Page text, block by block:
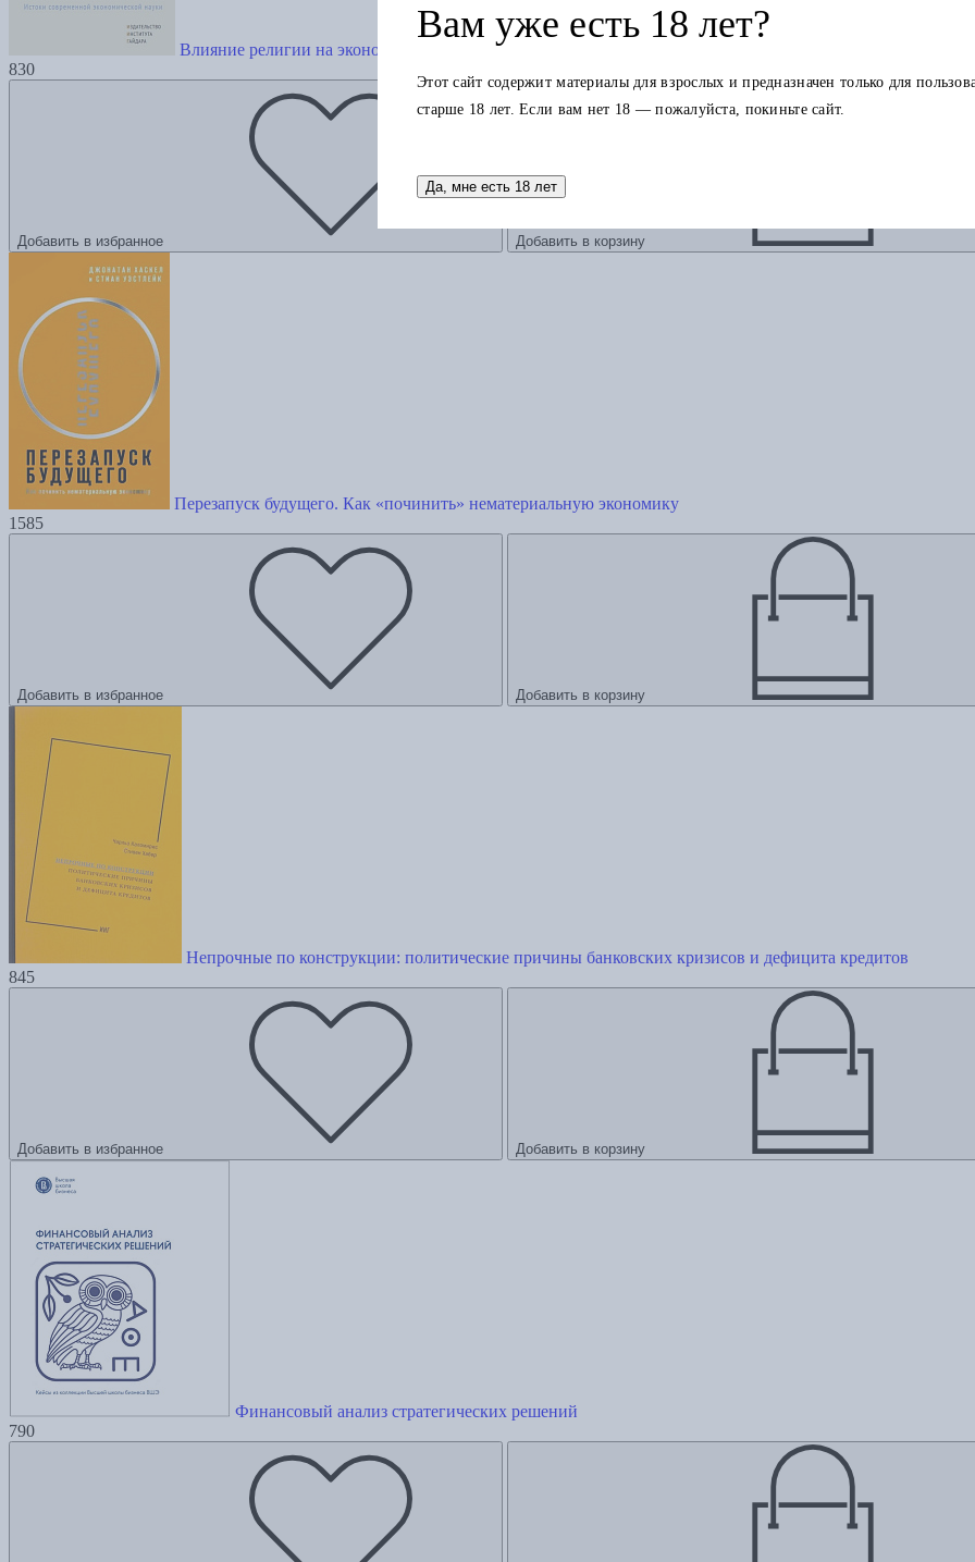
Влияние религии на экономическое мышление
830
Добавить в избранное Добавить в корзину
Перезапуск будущего. Как «починить» нематериальную экономику
1585
Добавить в избранное Добавить в корзину
Непрочные по конструкции: политические причины банковских кризисов и дефицита кредитов
845
Добавить в избранное Добавить в корзину
Финансовый анализ стратегических решений
790
Вам уже есть 18 лет?
Этот сайт содержит материалы для взрослых и предназначен только для
старше 18 лет. Если вам нет 18 — пожалуйста, покиньте сайт.
Да, мне есть 18 лет